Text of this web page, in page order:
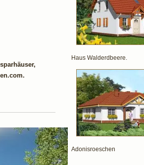
Haus Walderdbeere.
Adonisroeschen